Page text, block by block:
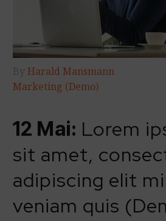
Harald Mansmann
Marketing (Demo)
12 Mai: Lorem
sit amet,
adipiscing elit
veniam quis